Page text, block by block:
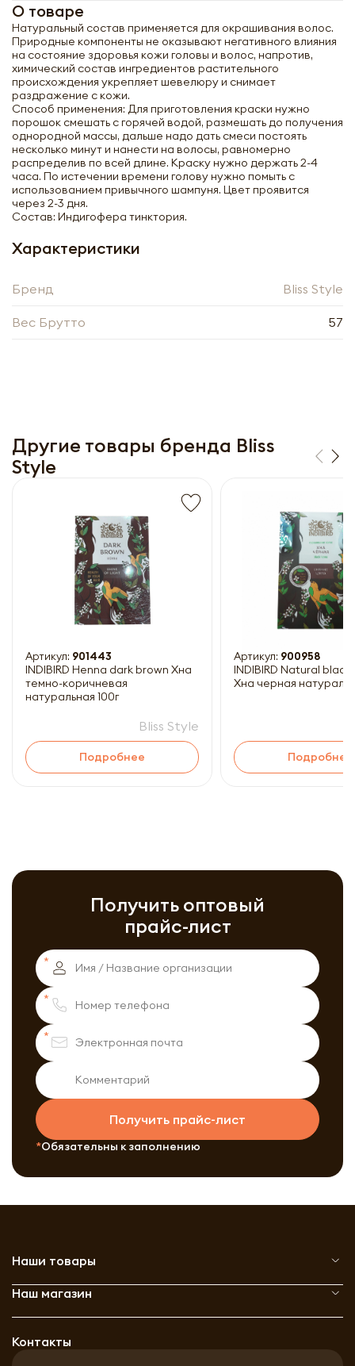
О товаре
Натуральный состав применяется для окрашивания волос.
Природные компоненты не оказывают негативного влияния
на состояние здоровья кожи головы и волос, напротив,
химический состав ингредиентов растительного
происхождения укрепляет шевелюру и снимает
раздражение с кожи.
Способ применения: Для приготовления краски нужно
порошок смешать с горячей водой, размешать до получения
однородной массы, дальше надо дать смеси постоять
несколько минут и нанести на волосы, равномерно
распределив по всей длине. Краску нужно держать 2-4
часа. По истечении времени голову нужно помыть с
использованием привычного шампуня. Цвет проявится
через 2-3 дня.
Состав: Индигофера тинктория.
Характеристики
Бренд Bliss Style
Вес Брутто 57
Другие товары бренда Bliss
Style
Артикул: 901443
INDIBIRD Henna dark brown Хна
темно-коричневая
натуральная 100г
Bliss Style
Подробнее
Артикул: 900958
INDIBIRD Natural
Хна черная
Подробнее
Получить оптовый
прайс-лист
Получить прайс-лист
Обязательны к заполнению
Получить прайс-лист
Обязательны к заполнению
Наши товары
Наш магазин
Контакты